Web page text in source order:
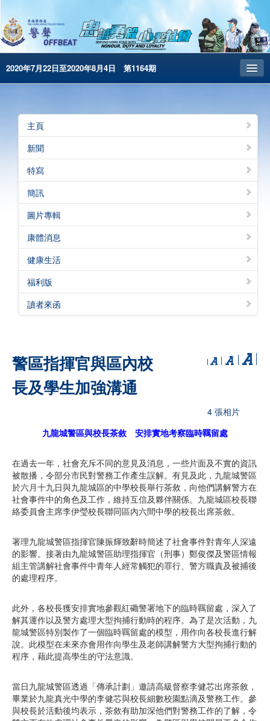
2020年7月22日至2020年8月4日 第1164期
昔日警聲
警務處主頁
简体版
English
電子書版
主頁
新聞
特寫
簡訊
圖片專輯
康體消息
健康生活
福利版
讀者來函
警區指揮官與區內校
長及學生加強溝通
4 張相片
九龍城警區與校長茶敘 安排實地考察臨時羈留處
在過去一年，社會充斥不同的意見及消息，一些片面及不實的資訊
被散播，令部分市民對警務工作產生誤解。有見及此，九龍城警區
於六月十九日與九龍城區的中學校長舉行茶敘，向他們講解警方在
社會事件中的角色及工作，維持互信及夥伴關係。九龍城區校長聯
絡委員會主席李伊瑩校長聯同區內六間中學的校長出席茶敘。
署理九龍城警區指揮官陳振輝致辭時簡述了社會事件對青年人深遠
的影響。接著由九龍城警區助理指揮官（刑事）鄭俊傑及警區情報
組主管講解社會事件中青年人經常觸犯的罪行、警方職責及被捕後
的處理程序。
此外，各校長獲安排實地參觀紅磡警署地下的臨時羈留處，深入了
解其運作以及警方處理大型拘捕行動時的程序。為了是次活動，九
龍城警區特別製作了一個臨時羈留處的模型，用作向各校長進行解
說。此模型在未來亦會用作向學生及老師講解警方大型拘捕行動的
程序，藉此提高學生的守法意識。
當日九龍城警區透過「傳承計劃」邀請高級督察李健芯出席茶敘，
畢業於九龍真光中學的李健芯與校長細數校園點滴及警務工作。參
與校長於活動後均表示，茶敘有助加深他們對警務工作的了解，令